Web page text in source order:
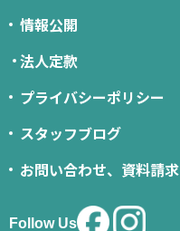
情報公開
法人定款
プライバシーポリシー
スタッフブログ
お問い合わせ、資料請求
Follow Us